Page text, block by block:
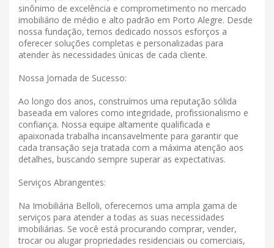
sinônimo de excelência e comprometimento no mercado
imobiliário de médio e alto padrão em Porto Alegre. Desde
nossa fundação, temos dedicado nossos esforços a
oferecer soluções completas e personalizadas para
atender às necessidades únicas de cada cliente.
Nossa Jornada de Sucesso:
Ao longo dos anos, construímos uma reputação sólida
baseada em valores como integridade, profissionalismo e
confiança. Nossa equipe altamente qualificada e
apaixonada trabalha incansavelmente para garantir que
cada transação seja tratada com a máxima atenção aos
detalhes, buscando sempre superar as expectativas.
Serviços Abrangentes:
Na Imobiliária Belloli, oferecemos uma ampla gama de
serviços para atender a todas as suas necessidades
imobiliárias. Se você está procurando comprar, vender,
trocar ou alugar propriedades residenciais ou comerciais,